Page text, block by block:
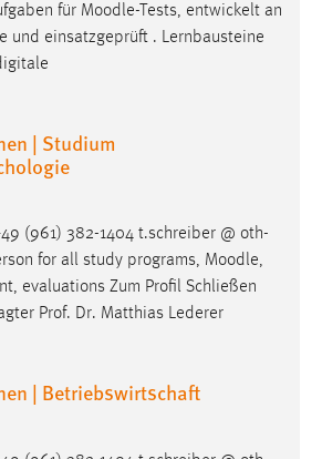
für Moodle-Tests, entwickelt an
und einsatzgeprüft . Lernbausteine
| Studium
(961) 382-1404 t.schreiber @ oth-
for all study programs, Moodle,
evaluations Zum Profil Schließen
Prof. Dr. Matthias Lederer
| Betriebswirtschaft